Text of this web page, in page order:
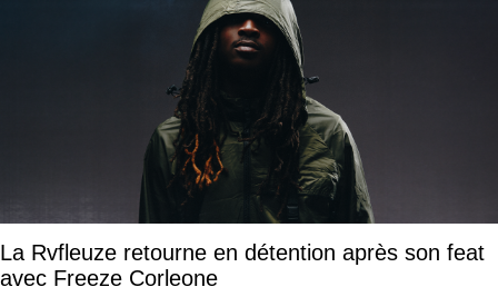
La Rvfleuze retourne en détention après son feat
avec Freeze Corleone